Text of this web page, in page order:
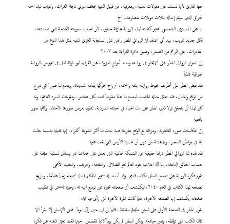
معها القارئ لأنها تستند على مقولات علمية، ومعرفية، من قبيل التنبؤ بجفاف نهري دجلة الفرات، وغياب لبلد اسمه
العراق الذي سيتم إبداله بثلاث دويلات متصارعة... الخ
انا على المستوى الشخصي اعتبر كتابته لهذه الرواية مجازفة خطيرة، لأن للجديد ضريبته الفادحة التي يسددها،
فكل جديد غريب، بيد أني اعتقد أنّ الروائي المطر راهن على إستجابة القارئ النبيه لمثل هذا النوع من
المغامرات، على الرغم من انحسار، وضيق دائرة القراءة بعد ٢٠٠٣
إنّ اصرار الروائي المطر على الابحار في روايته وسط أمواج العزوف عن القراءة لهو بارقة امل في النهوض بالرواية
العراقية عالمياَ
لقد قبض المطر على أطراف خيوط روايته بثقة واضحة، ثم راح يحركها بنباهة شديدة، ويقدم لنا صوراَ هي مزيج
من الواقع والخيال، فقد تنقل خياله الخصب ليصنع لنا عالماَ مفترضاَ امده بكل عناصر، ومقومات السرد الناجح، وما
كان لهذا أنْ يتحقق لولا قدرة المطر على بث الحياة في اخيلته السردية، لتقوم بعرض صورها الأخاذة، وكأنها صور
واقعية
إنّ انعكاسات صوره الفانتازية، ومزجها مع الواقع بطريقة فنية بدت لنا اكثر تشويقاَ كقراء، إنها مخيلة ماسية جالت
بنا في مواطن السحر، والدهشة من دون أن تنسينا الأرض التي نقف عليها
لقد قدم لنا الروائي المطر دراما حقيقية عن الشبكة العالمية التي تعمل على خداعنا عبر وسائل تسلية مؤقتة على
حساب الحقائق الدامغة، إنها آلة اعلامية تقود العالم نحو الضلال، والتفاهة، والنزيف، والتقليد الأعمى
تقوم فكرة الرواية على تصفح البطل لكتاب قديم، وقد أسند له ضمير المتكلم (انا) ليمنحه زخماَ عاطفياَ، وتاريخ
تصفحه لهذا الكتاب في العام ٢٠٤٠، ليكتشف أنّ صفحاته تخبره عن توديع ابيه له، وحينما يستمر في تقليب
صفحاته يكتشف إنها الصفحة الأخيرة، مثلما كانت المرة الأخيرة التي رأى فيها اباه
تلك الكتب التي توقظه، وتغير حياته)، ولكن البطل لم يكن يوماَ كاتباَ للقصص، حينها فقط تفتق ذهنه عن فكرة